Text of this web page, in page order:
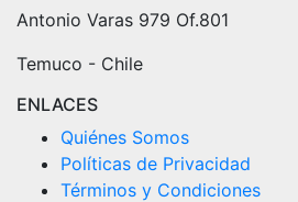
Antonio Varas 979 Of.801
Temuco - Chile
ENLACES
Quiénes Somos
Políticas de Privacidad
Términos y Condiciones